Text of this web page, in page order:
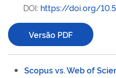
DOI: https://doi.org/
Versão PDF
Scopus vs. Web of